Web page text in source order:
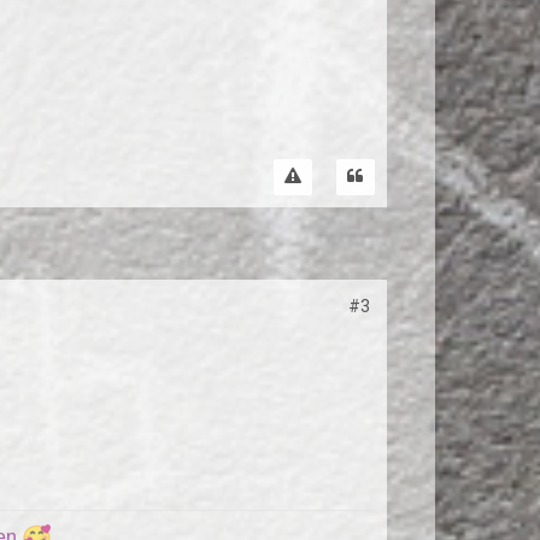
#3